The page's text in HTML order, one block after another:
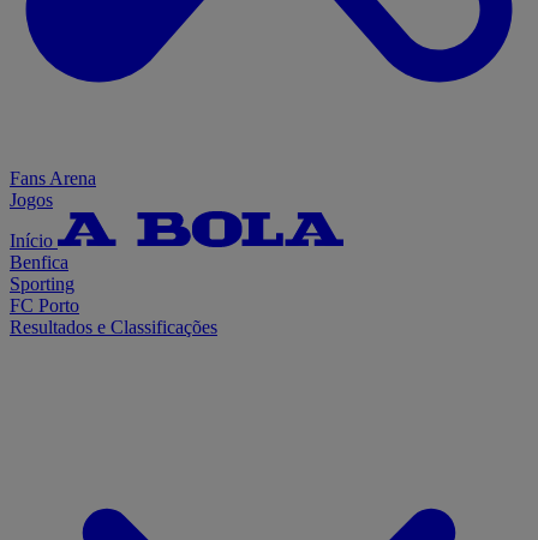
Fans Arena
Jogos
Início
Benfica
Sporting
FC Porto
Resultados e Classificações